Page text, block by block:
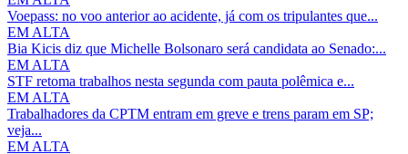
Voepass: no voo anterior ao acidente, já com os tripulantes que...
EM ALTA
Bia Kicis diz que Michelle Bolsonaro será candidata ao Senado:...
EM ALTA
STF retoma trabalhos nesta segunda com pauta polêmica e...
EM ALTA
Trabalhadores da CPTM entram em greve e trens param em SP;
veja...
EM ALTA